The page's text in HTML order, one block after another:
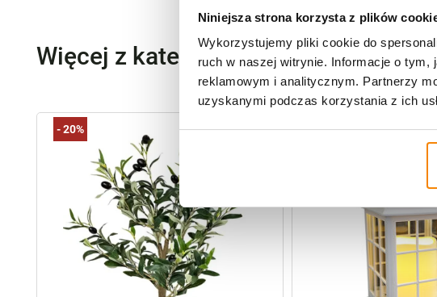
Niniejsza strona korzysta z plików
Wykorzystujemy pliki cookie do
ruch w naszej witrynie. Informacje o tym,
reklamowym i analitycznym. Partnerzy
uzyskanymi podczas korzystania z ich
Więcej z kategorii FENIX Home
-20%